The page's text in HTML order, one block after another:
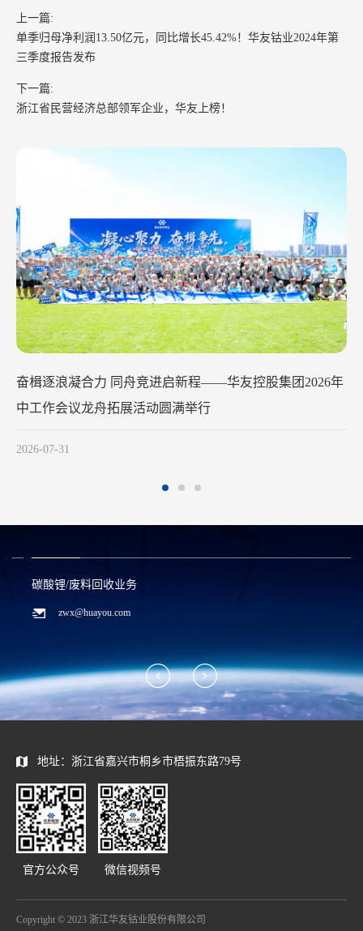
华友钴业2026年中工作会议在苏州召开
上一篇:
单季归母净利润13.50亿元，同比增长45.42%！华友钴业2024年第
三季度报告发布
下一篇:
浙江省民营经济总部领军企业，华友上榜！
碳酸锂/废料回收业务
zwx@huayou.com
地址：浙江省嘉兴市桐乡市梧振东路79号
官方公众号 微信视频号
Copyright © 2023 浙江华友钴业股份有限公司